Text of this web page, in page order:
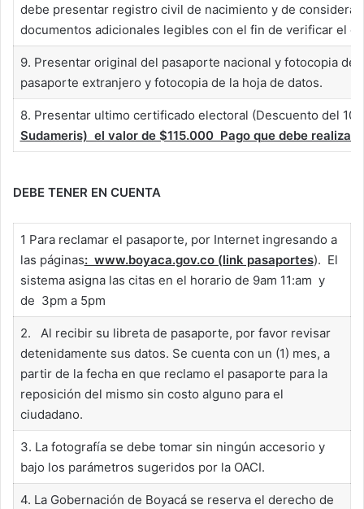
debe presentar registro civil de nacimiento y de
documentos adicionales legibles con el fin de verificar el
9. Presentar original del pasaporte nacional y fotocopia de
pasaporte extranjero y fotocopia de la hoja de datos.
8. Presentar ultimo certificado electoral (Descuento del
Sudameris) el valor de $115.000 Pago que debe realizar
DEBE TENER EN CUENTA
1 Para reclamar el pasaporte, por Internet ingresando a
las páginas: www.boyaca.gov.co (link pasaportes). El
sistema asigna las citas en el horario de 9am 11:am y
de 3pm a 5pm
2. Al recibir su libreta de pasaporte, por favor revisar
detenidamente sus datos. Se cuenta con un (1) mes, a
partir de la fecha en que reclamo el pasaporte para la
reposición del mismo sin costo alguno para el
ciudadano.
3. La fotografía se debe tomar sin ningún accesorio y
bajo los parámetros sugeridos por la OACI.
4. La Gobernación de Boyacá se reserva el derecho de